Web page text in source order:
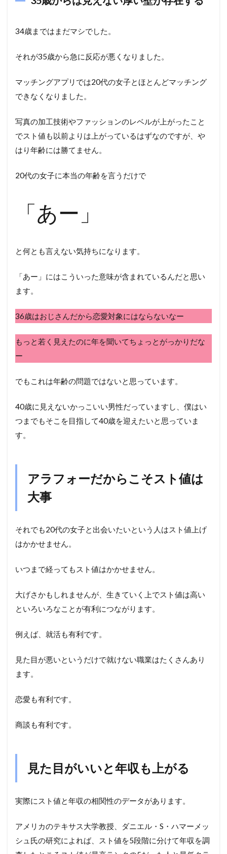
34歳まではまだマシでした。
それが35歳から急に反応が悪くなりました。
マッチングアプリでは20代の女子とほとんどマッチング
できなくなりました。
写真の加工技術やファッションのレベルが上がったこと
でスト値も以前よりは上がっているはずなのですが、や
はり年齢には勝てません。
20代の女子に本当の年齢を言うだけで
「あー」
と何とも言えない気持ちになります。
「あー」にはこういった意味が含まれているんだと思い
ます。
36歳はおじさんだから恋愛対象にはならないなー
もっと若く見えたのに年を聞いてちょっとがっかりだな
ー
でもこれは年齢の問題ではないと思っています。
40歳に見えないかっこいい男性だっていますし、僕はい
つまでもそこを目指して40歳を迎えたいと思っていま
す。
アラフォーだからこそスト値は
大事
それでも20代の女子と出会いたいという人はスト値上げ
はかかせません。
いつまで経ってもスト値はかかせません。
大げさかもしれませんが、生きていく上でスト値は高い
といろいろなことが有利につながります。
例えば、就活も有利です。
見た目が悪いというだけで就けない職業はたくさんあり
ます。
恋愛も有利です。
商談も有利です。
見た目がいいと年収も上がる
実際にスト値と年収の相関性のデータがあります。
アメリカのテキサス大学教授、ダニエル・S・ハマーメッ
シュ氏の研究によれば、スト値を5段階に分けて年収を調